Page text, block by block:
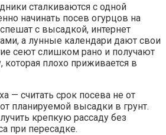
сталкиваются с одной
начинать посев огурцов на
с высадкой, интернет
а лунные календари дают свои
сеют слишком рано и получают
плохо приживается в
— считать срок посева не от
планируемой высадки в грунт.
крепкую рассаду без
при пересадке.